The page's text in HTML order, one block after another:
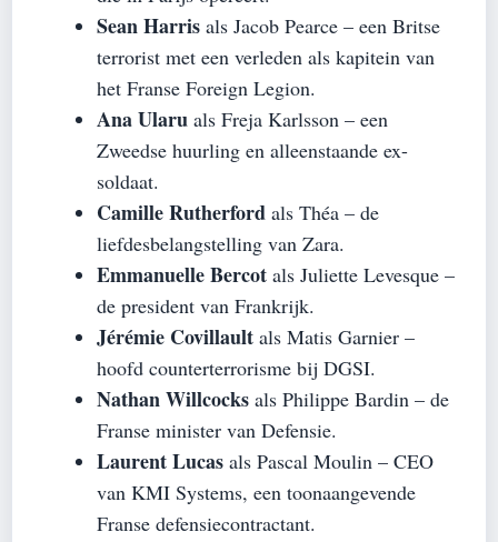
Sean Harris als Jacob Pearce – een Britse
terrorist met een verleden als kapitein van
het Franse Foreign Legion.
Ana Ularu als Freja Karlsson – een
Zweedse huurling en alleenstaande ex-
soldaat.
Camille Rutherford als Théa – de
liefdesbelangstelling van Zara.
Emmanuelle Bercot als Juliette Levesque –
de president van Frankrijk.
Jérémie Covillault als Matis Garnier –
hoofd counterterrorisme bij DGSI.
Nathan Willcocks als Philippe Bardin – de
Franse minister van Defensie.
Laurent Lucas als Pascal Moulin – CEO
van KMI Systems, een toonaangevende
Franse defensiecontractant.